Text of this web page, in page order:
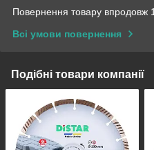
Повернення товару впродовж
Всі умови повернення
Подібні товари компанії